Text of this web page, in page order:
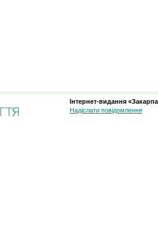
Інтернет-видання
Надіслати повідомлення